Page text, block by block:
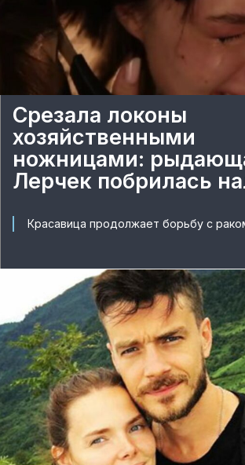
Срезала локоны
хозяйственными
ножницами:
Лерчек побрилась
Красавица продолжает борьбу с